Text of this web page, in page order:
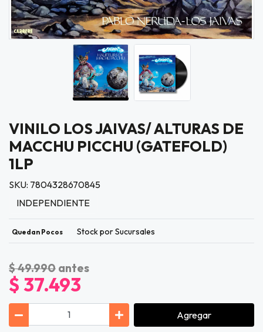
VINILO LOS JAIVAS/ ALTURAS DE
MACCHU PICCHU (GATEFOLD)
1LP
SKU: 7804328670845
INDEPENDIENTE
Quedan Pocos Stock por Sucursales
$ 49.990 antes
$ 37.493
Agregar